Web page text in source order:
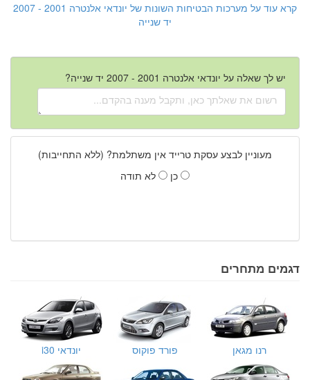
קרא עוד על מערכות הבטיחות השונות של יונדאי אלנטרה 2001 - 2007
יד שנייה
יש לך שאלה על יונדאי אלנטרה 2001 - 2007 יד שנייה?
מעוניין לבצע עסקת טרייד אין משתלמת? (ללא התחייבות)
כן
לא תודה
דגמים מתחרים
רנו מגאן פורד פוקוס יונדאי i30